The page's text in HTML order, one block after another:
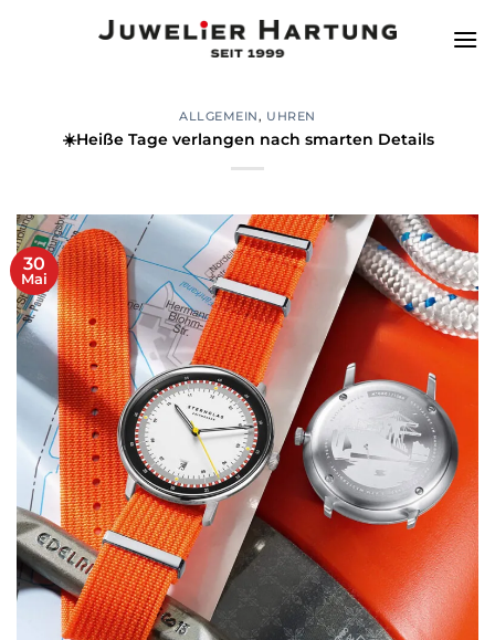
ALLGEMEIN, UHREN
☀️Heiße Tage verlangen nach smarten Details
30
Mai